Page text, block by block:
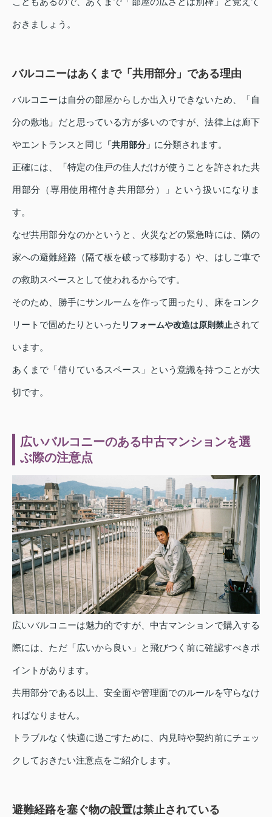
おきましょう。
バルコニーはあくまで「共用部分」である理由
バルコニーは自分の部屋からしか出入りできないため、「自
分の敷地」だと思っている方が多いのですが、法律上は廊下
やエントランスと同じ 「共用部分」 に分類されます。
正確には、「特定の住戸の住人だけが使うことを許された共
用部分（専用使用権付き共用部分）」という扱いになりま
す。
なぜ共用部分なのかというと、火災などの緊急時には、隣の
家への避難経路（隔て板を破って移動する）や、はしご車で
の救助スペースとして使われるからです。
そのため、勝手にサンルームを作って囲ったり、床をコンク
リートで固めたりといった リフォームや改造は原則禁止されて
います。
あくまで「借りているスペース」という意識を持つことが大
切です。
広いバルコニーのある中古マンションを選
ぶ際の注意点
広いバルコニーは魅力的ですが、中古マンションで購入する
際には、ただ「広いから良い」と飛びつく前に確認すべきポ
イントがあります。
共用部分である以上、安全面や管理面でのルールを守らなけ
ればなりません。
トラブルなく快適に過ごすために、内見時や契約前にチェッ
クしておきたい注意点をご紹介します。
避難経路を塞ぐ物の設置は禁止されている